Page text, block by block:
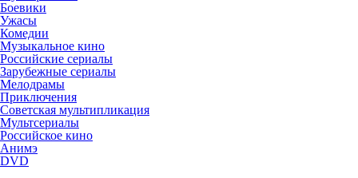
Боевики
Ужасы
Комедии
Музыкальное кино
Российские сериалы
Зарубежные сериалы
Мелодрамы
Приключения
Советская мультипликация
Мультсериалы
Российское кино
Анимэ
DVD